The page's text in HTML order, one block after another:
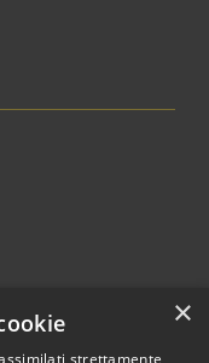
×
strettamente